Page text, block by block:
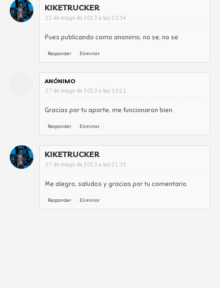
KIKETRUCKER
22 de mayo de 2013 a las 23:34
Pues publicando como anonimo, no se, no se
Responder Eliminar
ANÓNIMO
27 de mayo de 2013 a las 15:21
Gracias por tu aporte, me funcionaron bien.
Responder Eliminar
KIKETRUCKER
27 de mayo de 2013 a las 21:35
Me alegro, saludos y gracias por tu comentario
Responder Eliminar